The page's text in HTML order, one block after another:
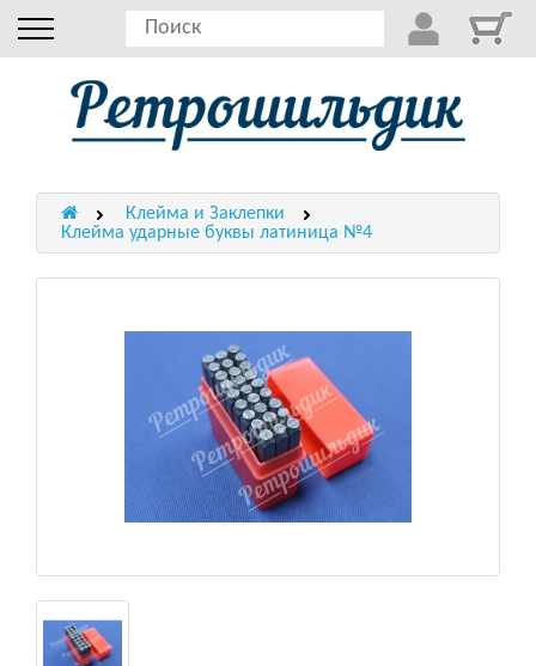
Клейма и Заклепки
Клейма ударные буквы латиница №4